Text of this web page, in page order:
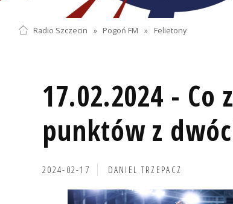
Radio Szczecin » Pogoń FM » Felietony
17.02.2024 - Co
punktów z
2024-02-17 DANIEL TRZEPACZ